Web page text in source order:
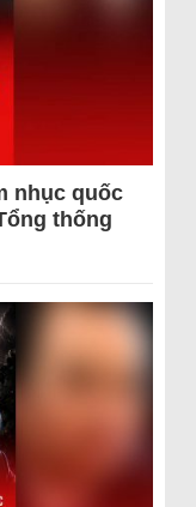
nhục quốc
thống